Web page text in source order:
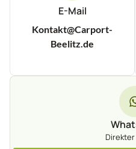
E-Mail
Kontakt@Carport-
Beelitz.de